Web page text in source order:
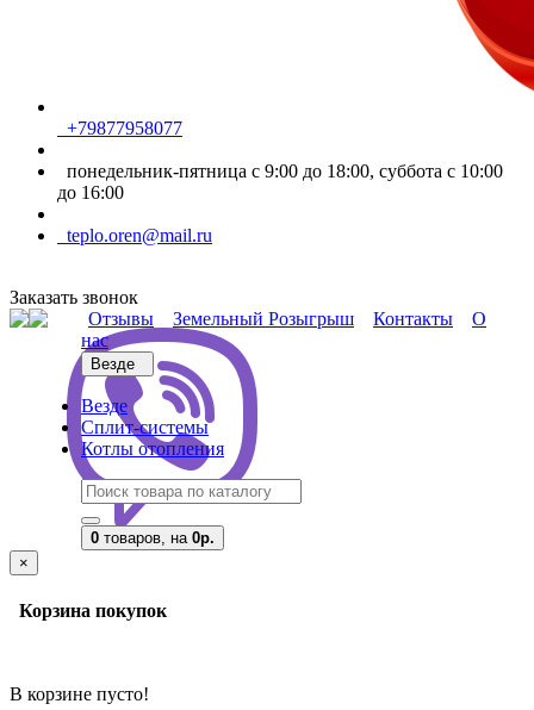
+79877958077
понедельник-пятница с 9:00 до 18:00, суббота с 10:00
до 16:00
teplo.oren@mail.ru
Заказать звонок
Отзывы
Земельный Розыгрыш Контакты
О
нас
Везде
Везде
Сплит-системы
Котлы отопления
0 товаров, на 0р.
×
Корзина покупок
В корзине пусто!